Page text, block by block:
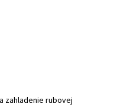
zahladenie rubovej